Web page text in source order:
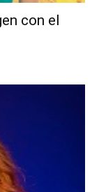
con el